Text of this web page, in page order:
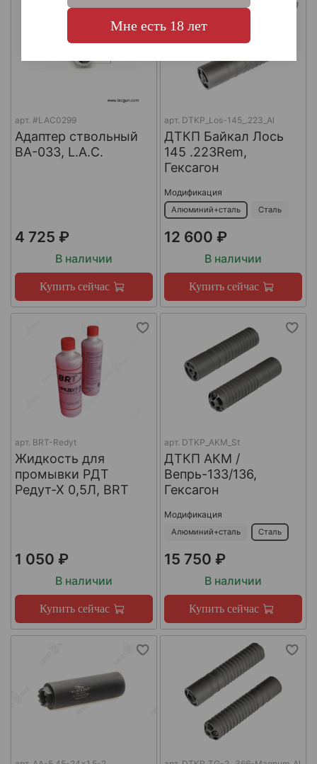
арт. #LAC0299
Адаптер ствольный
BA-033, L.A.C.
4 725 ₽
В наличии
Купить сейчас
арт. DTKP_Los-145_.223_Al
ДТКП Байкал Лось
145 .223Rem,
Гексагон
Модификация
Алюминий+сталь Сталь
12 600 ₽
В наличии
Купить сейчас
арт. BRT-Redyt
Жидкость для
промывки РДТ
Редут-Х 0,5Л, BRT
1 050 ₽
В наличии
Купить сейчас
арт. DTKP_AKM_St
ДТКП АКМ /
Вепрь-133/136,
Гексагон
Модификация
Алюминий+сталь Сталь
15 750 ₽
В наличии
Купить сейчас
Мне есть 18 лет